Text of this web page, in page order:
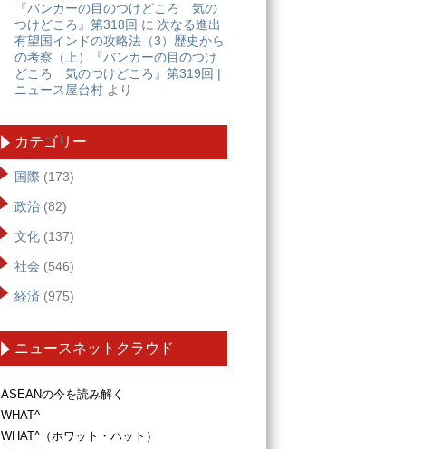
『バンカーの目のつけどころ 気の
つけどころ』第318回 に 次なる進出
有望国インドの攻略法（3）歴史から
の考察（上）『バンカーの目のつけ
どころ 気のつけどころ』第319回 |
ニュース屋台村 より
カテゴリー
国際 (173)
政治 (82)
文化 (137)
社会 (546)
経済 (975)
ニュースネットクラウド
ASEANの今を読み解く
WHAT^
WHAT^（ホワット・ハット）